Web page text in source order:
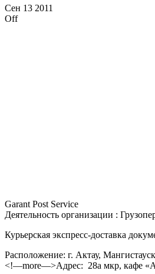
Сен 13 2011
Off
Garant Post Service
Деятельность организации :
Курьерская экспресс-доставка
Расположение: г. Актау,
<!—more—>Адрес: 28a мкр, кафе